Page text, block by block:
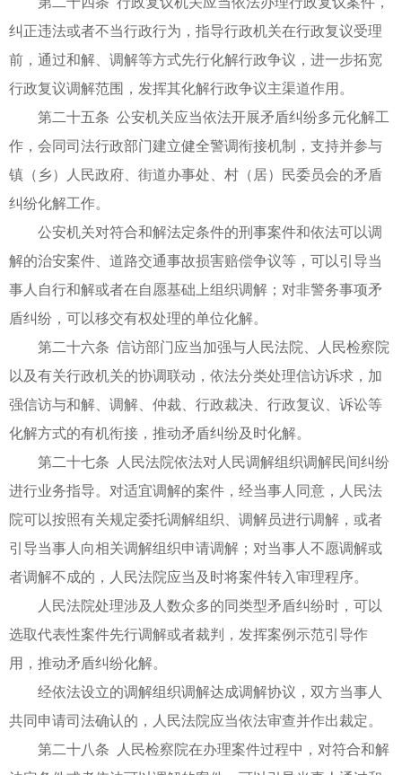
纠正违法或者不当行政行为，指导行政机关在行政复议受理
前，通过和解、调解等方式先行化解行政争议，进一步拓宽
行政复议调解范围，发挥其化解行政争议主渠道作用。
第二十五条 公安机关应当依法开展矛盾纠纷多元化解工
作，会同司法行政部门建立健全警调衔接机制，支持并参与
镇（乡）人民政府、街道办事处、村（居）民委员会的矛盾
纠纷化解工作。
公安机关对符合和解法定条件的刑事案件和依法可以调
解的治安案件、道路交通事故损害赔偿争议等，可以引导当
事人自行和解或者在自愿基础上组织调解；对非警务事项矛
盾纠纷，可以移交有权处理的单位化解。
第二十六条 信访部门应当加强与人民法院、人民检察院
以及有关行政机关的协调联动，依法分类处理信访诉求，加
强信访与和解、调解、仲裁、行政裁决、行政复议、诉讼等
化解方式的有机衔接，推动矛盾纠纷及时化解。
第二十七条 人民法院依法对人民调解组织调解民间纠纷
进行业务指导。对适宜调解的案件，经当事人同意，人民法
院可以按照有关规定委托调解组织、调解员进行调解，或者
引导当事人向相关调解组织申请调解；对当事人不愿调解或
者调解不成的，人民法院应当及时将案件转入审理程序。
人民法院处理涉及人数众多的同类型矛盾纠纷时，可以
选取代表性案件先行调解或者裁判，发挥案例示范引导作
用，推动矛盾纠纷化解。
经依法设立的调解组织调解达成调解协议，双方当事人
共同申请司法确认的，人民法院应当依法审查并作出裁定。
第二十八条 人民检察院在办理案件过程中，对符合和解